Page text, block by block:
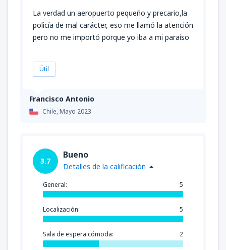
Francisco Antonio
Chile,Mayo 2023
La verdad un aeropuerto pequeño y precario,la
policía de mal carácter, eso me llamó la atención
pero no me importó porque yo iba a mi paraíso
Útil
3.7
Bueno
Detalles de la calificación
General: 5
Localización: 5
Sala de espera cómoda: 2